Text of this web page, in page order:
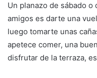
Un planazo de sábado
amigos es darte una
luego tomarte unas
apetece comer, una
disfrutar de la terraza,